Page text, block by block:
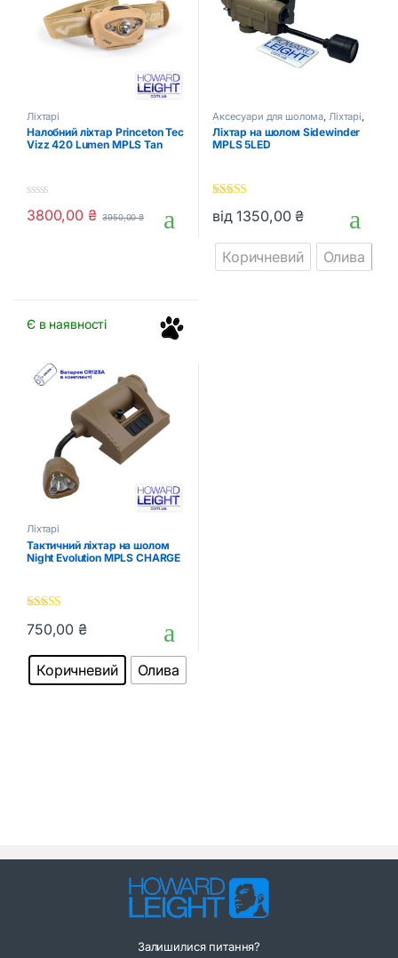
Ліхтарі
Налобний ліхтар Princeton Tec
Vizz 420 Lumen MPLS Tan
0
o
3800,00 ₴ 3950,00₴
Аксесуари для шолома, Ліхтарі,
Тактичні аксесуари
Ліхтар на шолом Sidewinder
MPLS 5LED
від1350,00₴
Цей товар має кілька
Коричневий Олива
Є в наявності
Ліхтарі
Тактичний ліхтар на шолом
Night Evolution MPLS CHARGE
750,00₴
Цей товар має кілька варіантів. Параметри можна вибрати
Коричневий Олива
Залишилися питання?